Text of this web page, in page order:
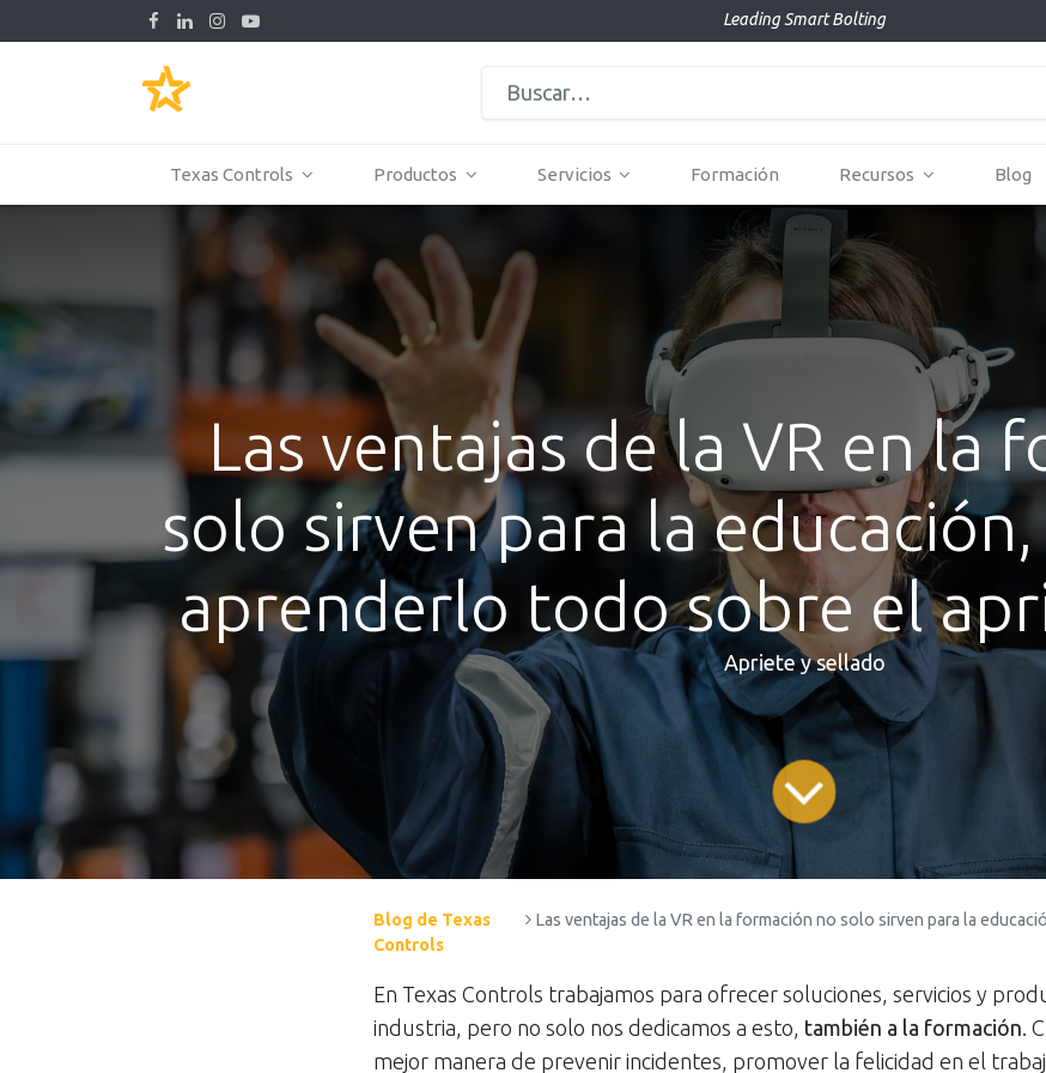
Leading Smart Bolting
Texas Controls Productos Servicios Formación Recursos Blog
Las ventajas de la VR en la
solo sirven para la
aprenderlo todo sobre el
Apriete y sellado
Blog de Texas
Controls
Las ventajas de la VR en la formación no solo sirven para la educación, también para
En Texas Controls trabajamos para ofrecer soluciones, servicios y
industria, pero no solo nos dedicamos a esto, también a la formación.
mejor manera de prevenir incidentes, promover la felicidad en el